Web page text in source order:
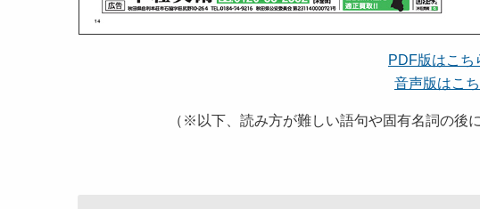
PDF版はこち
音声版はこ
（※以下、読み方が難しい語句や固有名詞の後